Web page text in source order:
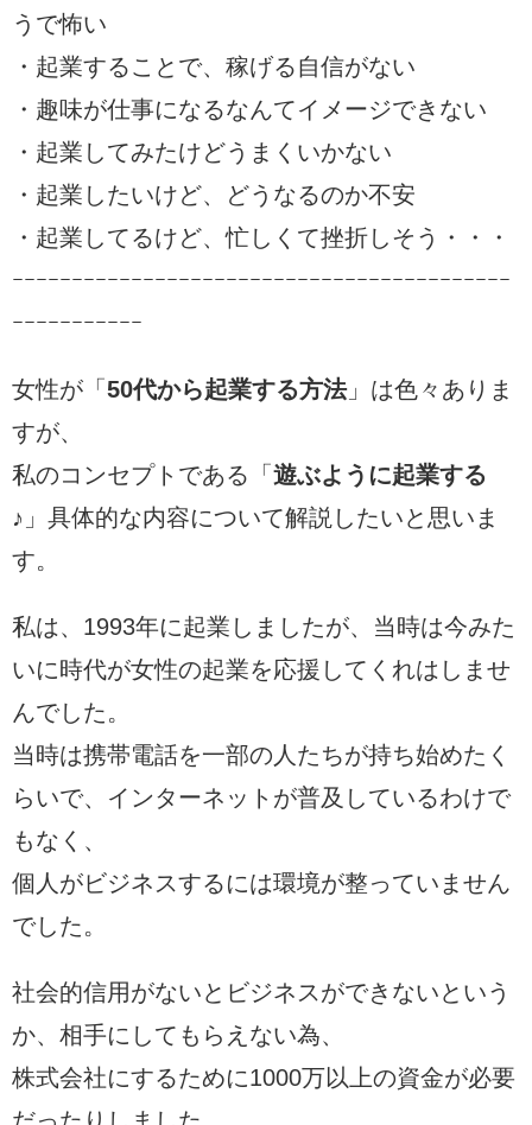
うで怖い
・起業することで、稼げる自信がない
・趣味が仕事になるなんてイメージできない
・起業してみたけどうまくいかない
・起業したいけど、どうなるのか不安
・起業してるけど、忙しくて挫折しそう・・・
ｰｰｰｰｰｰｰｰｰｰｰｰｰｰｰｰｰｰｰｰｰｰｰｰｰｰｰｰｰｰｰｰｰｰｰｰｰｰｰｰｰｰ
ｰｰｰｰｰｰｰｰｰｰｰ
女性が「 50代から起業する方法」は色々ありま
すが、
私のコンセプトである「 遊ぶように起業する
♪ 」具体的な内容について解説したいと思いま
す。
私は、1993年に起業しましたが、当時は今みた
いに時代が女性の起業を応援してくれはしませ
んでした。
当時は携帯電話を一部の人たちが持ち始めたく
らいで、インターネットが普及しているわけで
もなく、
個人がビジネスするには環境が整っていません
でした。
社会的信用がないとビジネスができないという
か、相手にしてもらえない為、
株式会社にするために1000万以上の資金が必要
だったりしました。